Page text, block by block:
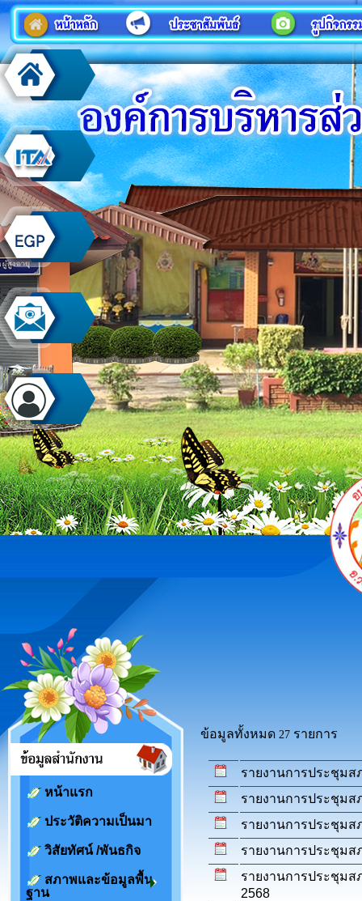
หน้าแรก
ประวัติความเป็นมา
วิสัยทัศน์ /พันธกิจ
สภาพและข้อมูลพื้น
ฐาน
ข้อมูลทั้งหมด 27 รายการ
รายงานการประชุม
รายงานการประชุม
รายงานการประชุมส
รายงานการประชุม
รายงานการประชุม
2568